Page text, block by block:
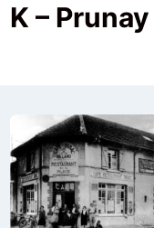
K – Prunay